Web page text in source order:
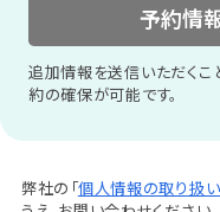
予約情
追加情報を送信いただくこ
約の確保が可能です。
弊社の「個人情報の取り扱